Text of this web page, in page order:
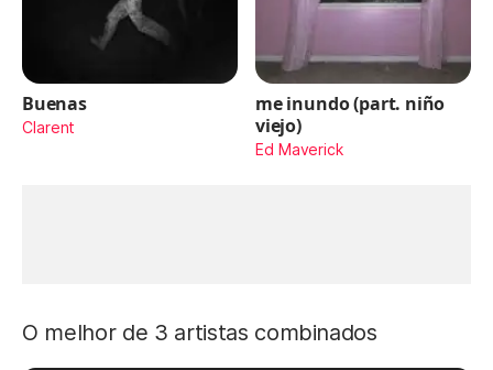
Buenas
Clarent
me inundo (part. niño
viejo)
Ed Maverick
O melhor de 3 artistas combinados